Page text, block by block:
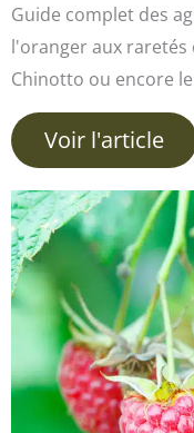
Guide complet des
l'oranger aux raretés
Chinotto ou encore
Voir l'article